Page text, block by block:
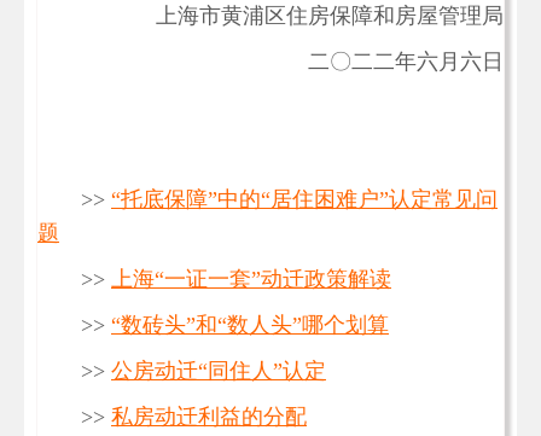
上海市黄浦区住房保障和房屋管理局
二〇二二年六月六日
>> “托底保障”中的“居住困难户”认定常见问
题
>> 上海“一证一套”动迁政策解读
>> “数砖头”和“数人头”哪个划算
>> 公房动迁“同住人”认定
>> 私房动迁利益的分配